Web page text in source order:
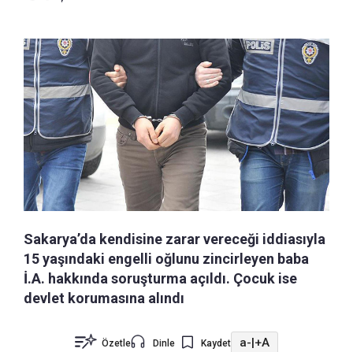
Sakarya’da kendisine zarar vereceği iddiasıyla
15 yaşındaki engelli oğlunu zincirleyen baba
İ.A. hakkında soruşturma açıldı. Çocuk ise
devlet korumasına alındı
Özetle Dinle Kaydet a-|+A